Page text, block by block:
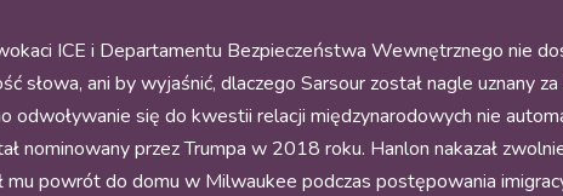
ICE i Departamentu Bezpieczeństwa Wewnętrznego nie
ani by wyjaśnić, dlaczego Sarsour został nagle uznany za
odwoływanie się do kwestii relacji międzynarodowych nie
nominowany przez Trumpa w 2018 roku. Hanlon nakazał
mu powrót do domu w Milwaukee podczas postępowania